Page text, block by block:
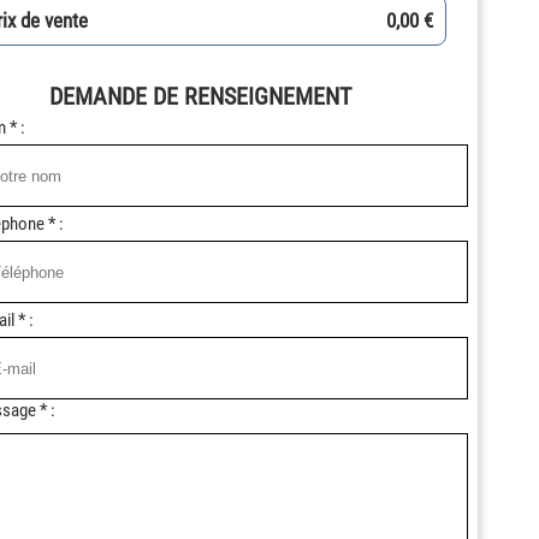
de vente 0,00 €
DEMANDE DE RENSEIGNEMENT
* :
* :
* :
* :